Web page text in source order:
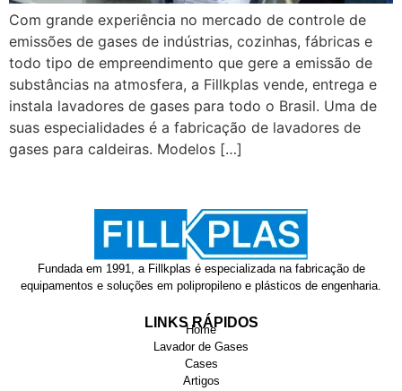
Com grande experiência no mercado de controle de
emissões de gases de indústrias, cozinhas, fábricas e
todo tipo de empreendimento que gere a emissão de
substâncias na atmosfera, a Fillkplas vende, entrega e
instala lavadores de gases para todo o Brasil. Uma de
suas especialidades é a fabricação de lavadores de
gases para caldeiras. Modelos […]
Fundada em 1991, a Fillkplas é especializada na fabricação de
equipamentos e soluções em polipropileno e plásticos de engenharia.
LINKS RÁPIDOS
Home
Lavador de Gases
Cases
Artigos